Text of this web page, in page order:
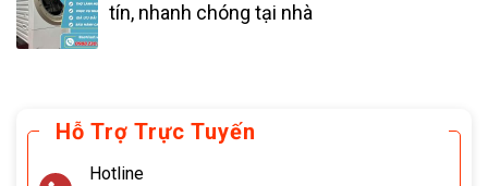
Hỗ Trợ Trực Tuyến
Hotline
tín, nhanh chóng tại nhà